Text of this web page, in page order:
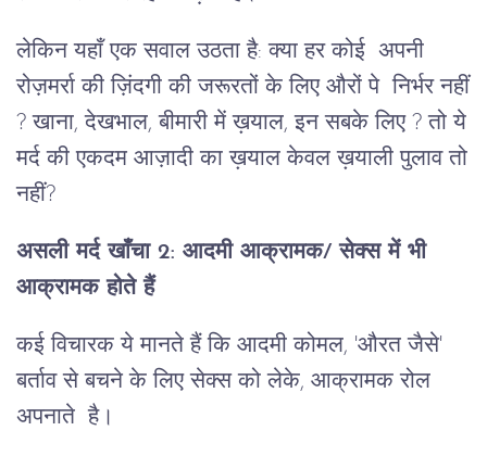
लेकिन यहाँ एक सवाल उठता है: क्या हर कोई अपनी
रोज़मर्रा की ज़िंदगी की जरूरतों के लिए औरों पे निर्भर नहीं
? खाना, देखभाल, बीमारी में ख़याल, इन सबके लिए ? तो ये
मर्द की एकदम आज़ादी का ख़याल केवल ख़याली पुलाव तो
नहीं?
असली मर्द खाँचा 2: आदमी आक्रामक/ सेक्स में भी
आक्रामक होते हैं
कई विचारक ये मानते हैं कि आदमी कोमल, 'औरत जैसे'
बर्ताव से बचने के लिए सेक्स को लेके, आक्रामक रोल
अपनाते है।